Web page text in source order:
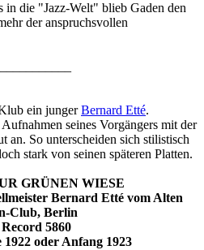
in die "Jazz-Welt" blieb Gaden den
der anspruchsvollen
ein jungerBernard Etté.
seines Vorgängers mit der
an. So unterscheiden sich stilistisch
stark von seinen späteren Platten.
GRÜNEN WIESE
Bernard Etté vom Alten
Club, Berlin
5860
oder Anfang 1923